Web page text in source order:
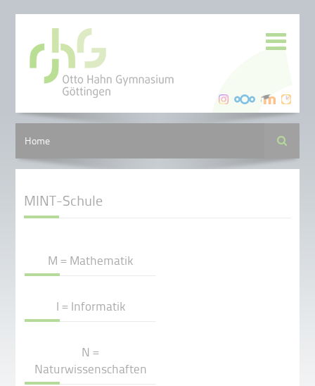
Home Suche
MINT-Schule
M = Mathematik
I = Informatik
N =
Naturwissenschaften